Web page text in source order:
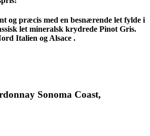
og præcis med en besnærende let fylde i
let mineralsk krydrede Pinot Gris.
Italien og Alsace .
Sonoma Coast,